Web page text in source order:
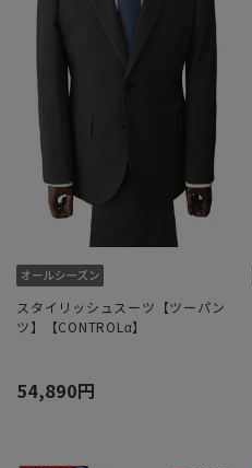
スタイリッシュスーツ【ツーパン
ツ】【CONTROLα】
54,890円